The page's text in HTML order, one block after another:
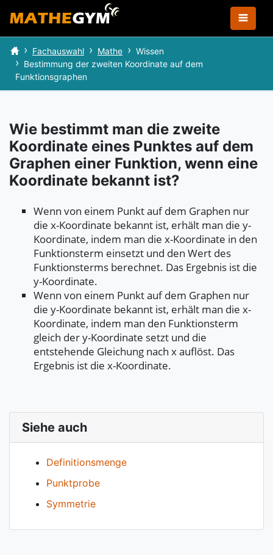
Fachauswahl Mathe
Wissen
Bestimmung der zweiten Koordinate auf dem
Funktionsgraphen
Wie bestimmt man die zweite
Koordinate eines Punktes auf dem
Graphen einer Funktion, wenn eine
Koordinate bekannt ist?
Wenn von einem Punkt auf dem Graphen nur
die x-Koordinate bekannt ist, erhält man die y-
Koordinate, indem man die x-Koordinate in den
Funktionsterm einsetzt und den Wert des
Funktionsterms berechnet. Das Ergebnis ist die
y-Koordinate.
Wenn von einem Punkt auf dem Graphen nur
die y-Koordinate bekannt ist, erhält man die x-
Koordinate, indem man den Funktionsterm
gleich der y-Koordinate setzt und die
entstehende Gleichung nach x auflöst. Das
Ergebnis ist die x-Koordinate.
Siehe auch
Definitionsmenge
Punktprobe
Symmetrie